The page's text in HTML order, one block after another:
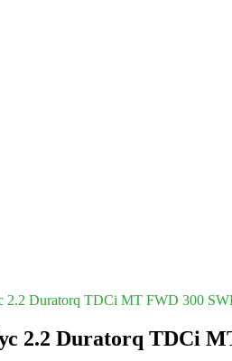
2.2 Duratorq TDCi MT FWD 300
2.2 Duratorq TDCi